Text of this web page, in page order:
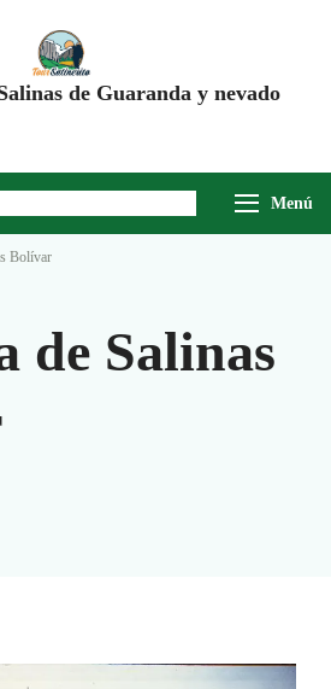
de Guaranda y nevado
Quesera El Salinerito, Chocolates El
Menú
Bolívar
de Salinas